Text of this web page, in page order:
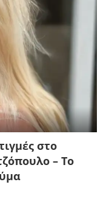
στο
– Το